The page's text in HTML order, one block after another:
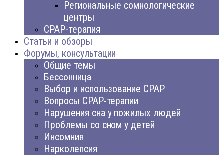
Региональные сомнологические
центры
CPAP-терапия
Статьи и обзоры
Форумы, консультации
Общие темы
Бессонница
Выбор и использование CPAP
Вопросы CPAP-терапии
Нарушения сна у пожилых людей
Проблемы со сном у детей
Инсомния
Нарколепсия